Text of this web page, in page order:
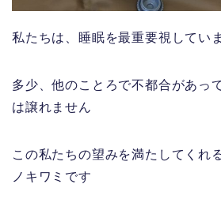
私たちは、睡眠を最重要視してい
多少、他のことろで不都合があっ
は譲れません
この私たちの望みを満たしてくれ
ノキワミです